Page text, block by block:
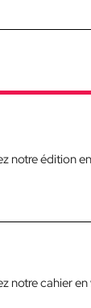
notre édition
notre cahier